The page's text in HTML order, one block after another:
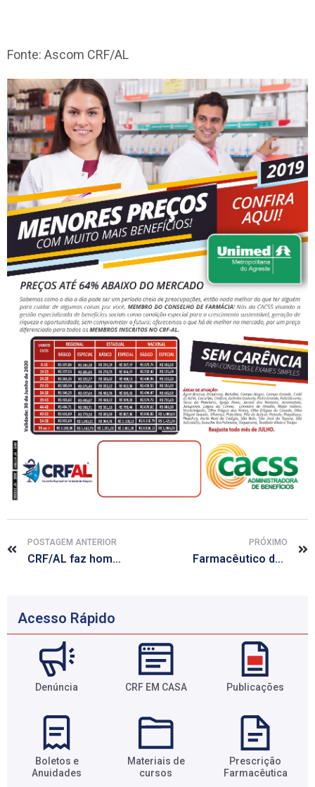
Fonte: Ascom CRF/AL
POSTAGEM ANTERIOR
CRF/AL faz homenagem a primeira turma de farmacêuticos do Estado de Alagoas
PRÓXIMO
Farmacêutico desenvolve app para simplificar diagnóstico de anemia ferropriva e talassemia menor
Acesso Rápido
Denúncia CRF EM CASA Publicações
Boletos e
Anuidades​
Materiais de
cursos​
Prescrição
Farmacêutica​